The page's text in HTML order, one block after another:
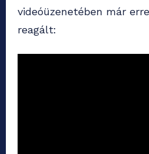
videóüzenetében már
reagált: